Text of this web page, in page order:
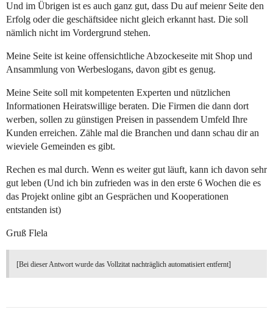
Und im Übrigen ist es auch ganz gut, dass Du auf meienr Seite den
Erfolg oder die geschäftsidee nicht gleich erkannt hast. Die soll
nämlich nicht im Vordergrund stehen.
Meine Seite ist keine offensichtliche Abzockeseite mit Shop und
Ansammlung von Werbeslogans, davon gibt es genug.
Meine Seite soll mit kompetenten Experten und nützlichen
Informationen Heiratswillige beraten. Die Firmen die dann dort
werben, sollen zu günstigen Preisen in passendem Umfeld Ihre
Kunden erreichen. Zähle mal die Branchen und dann schau dir an
wieviele Gemeinden es gibt.
Rechen es mal durch. Wenn es weiter gut läuft, kann ich davon sehr
gut leben (Und ich bin zufrieden was in den erste 6 Wochen die es
das Projekt online gibt an Gesprächen und Kooperationen
entstanden ist)
Gruß Flela
[Bei dieser Antwort wurde das Vollzitat nachträglich automatisiert entfernt]